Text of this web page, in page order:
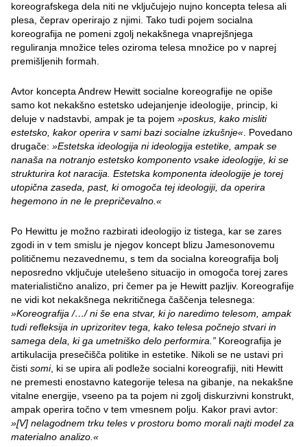
koreografskega dela niti ne vključujejo nujno koncepta telesa ali
plesa, čeprav operirajo z njimi. Tako tudi pojem socialna
koreografija ne pomeni zgolj nekakšnega vnaprejšnjega
reguliranja množice teles oziroma telesa množice po v naprej
premišljenih formah.
Avtor koncepta Andrew Hewitt socialne koreografije ne opiše
samo kot nekakšno estetsko udejanjenje ideologije, princip, ki
deluje v nadstavbi, ampak je ta pojem »poskus, kako misliti
estetsko, kakor operira v sami bazi socialne izkušnje« . Povedano
drugače: »Estetska ideologija ni ideologija estetike, ampak se
nanaša na notranjo estetsko komponento vsake ideologije, ki se
strukturira kot naracija. Estetska komponenta ideologije je torej
utopična zaseda, past, ki omogoča tej ideologiji, da operira
hegemono in ne le prepričevalno.«
Po Hewittu je možno razbirati ideologijo iz tistega, kar se zares
zgodi in v tem smislu je njegov koncept blizu Jamesonovemu
političnemu nezavednemu, s tem da socialna koreografija bolj
neposredno vključuje utelešeno situacijo in omogoča torej zares
materialistično analizo, pri čemer pa je Hewitt pazljiv. Koreografije
ne vidi kot nekakšnega nekritičnega čaščenja telesnega:
»Koreografija /…/ ni še ena stvar, ki jo naredimo telesom, ampak
tudi refleksija in uprizoritev tega, kako telesa počnejo stvari in
samega dela, ki ga umetniško delo performira.” Koreografija je
artikulacija presečišča politike in estetike. Nikoli se ne ustavi pri
čisti somi, ki se upira ali podleže socialni koreografiji, niti Hewitt
ne premesti enostavno kategorije telesa na gibanje, na nekakšne
vitalne energije, vseeno pa ta pojem ni zgolj diskurzivni konstrukt,
ampak operira točno v tem vmesnem polju. Kakor pravi avtor:
»[V] nelagodnem trku teles v prostoru bomo morali najti model za
materialno analizo.«